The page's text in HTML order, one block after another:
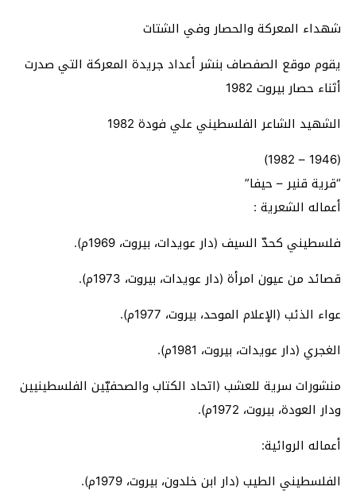
شهداء المعركة والحصار وفي الشتات
يقوم موقع الصفصاف بنشر أعداد جريدة المعركة التي صدرت
أثناء حصار بيروت 1982
الشهيد الشاعر الفلسطيني علي فودة 1982
(1946 – 1982)
“قرية قنير – حيفا”
أعماله الشعرية :
فلسطيني كحدّ السيف (دار عويدات، بيروت، 1969م).
قصائد من عيون امرأة (دار عويدات، بيروت، 1973م).
عواء الذئب (الإعلام الموحد، بيروت، 1977م).
الغجري (دار عويدات، بيروت، 1981م).
منشورات سرية للعشب (اتحاد الكتاب والصحفيّين الفلسطينيين
ودار العودة، بيروت، 1972م).
أعماله الروائية:
الفلسطيني الطيب (دار ابن خلدون، بيروت، 1979م).